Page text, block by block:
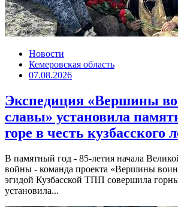
Новости
Кемеровская область
07.08.2026
Экспедиция «Вершины
славы» установила
горе в честь кузбасского
В памятный год - 85-летия начала
войны - команда проекта «Вершины
эгидой Кузбасской ТПП совершила
установила...